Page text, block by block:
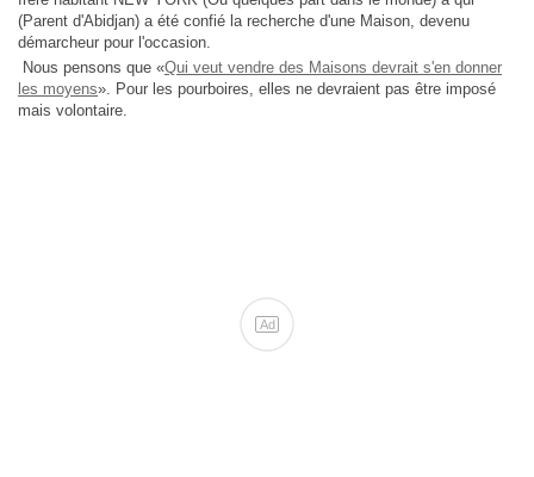
(Parent d'Abidjan) a été confié la recherche d'une Maison, devenu
démarcheur pour l'occasion.
Nous pensons que «Qui veut vendre des Maisons devrait s'en donner
les moyens». Pour les pourboires, elles ne devraient pas être imposé
mais volontaire.
Ad